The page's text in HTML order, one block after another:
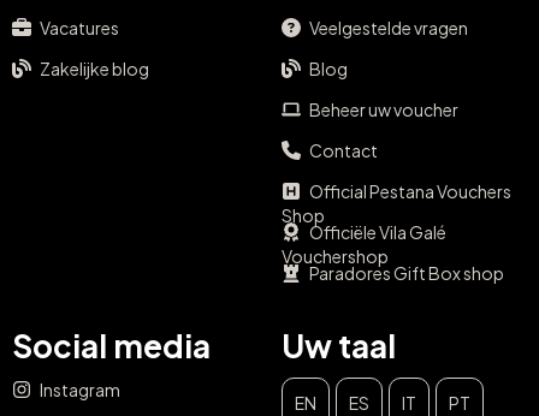
Vacatures
Zakelijke blog
Veelgestelde vragen
Blog
Beheer uw voucher
Contact
Official Pestana Vouchers
Shop
Officiële Vila Galé
Vouchershop
Paradores Gift Box shop
Social media
Instagram
Uw taal
EN ES IT PT